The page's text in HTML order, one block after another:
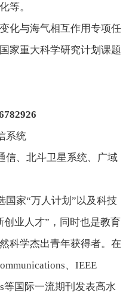
等。
化与海气相互作用专项任
家重大科学研究计划课题
系统
信、北斗卫星系统、广域
国家“万人计划”以及科技
业人才”，同时也是教育
科学杰出青年获得者。在
、 IEEE
等国际一流期刊发表高水